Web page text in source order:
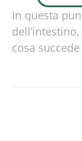
In questa
cosa